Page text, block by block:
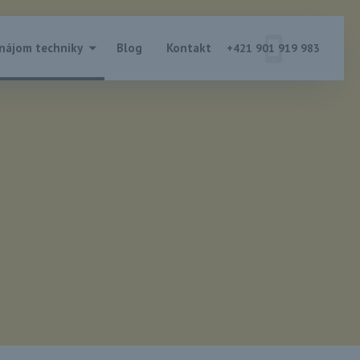
techniky Blog Kontakt +421 901 919 983